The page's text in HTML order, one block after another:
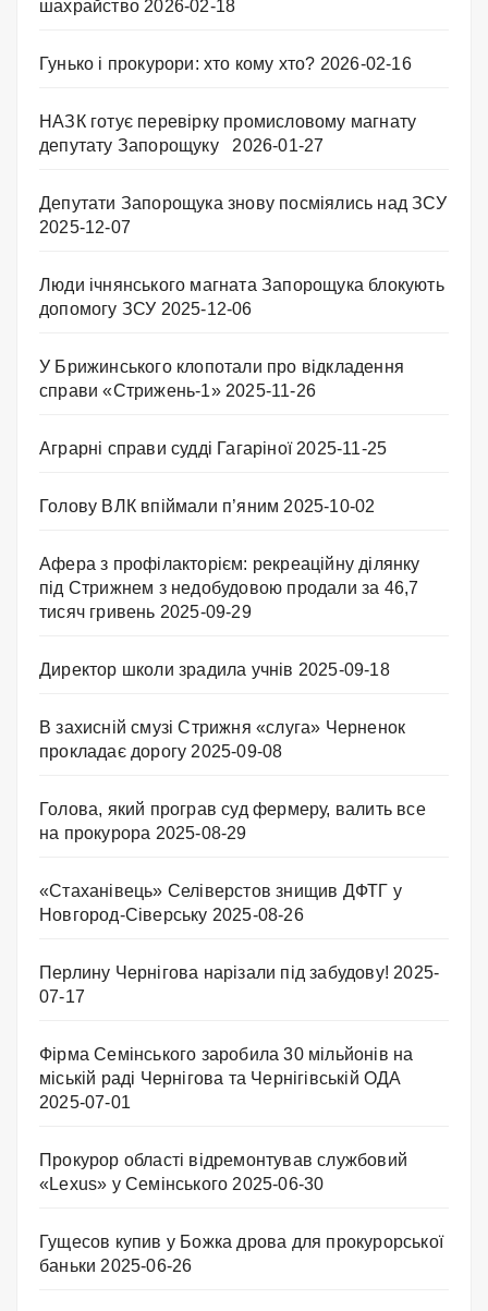
шахрайство 2026-02-18
Гунько і прокурори: хто кому хто? 2026-02-16
НАЗК готує перевірку промисловому магнату
депутату Запорощуку
2026-01-27
Депутати Запорощука знову посміялись над ЗСУ
2025-12-07
Люди ічнянського магната Запорощука блокують
допомогу ЗСУ 2025-12-06
У Брижинського клопотали про відкладення
справи «Стрижень-1» 2025-11-26
Аграрні справи судді Гагаріної 2025-11-25
Голову ВЛК впіймали п’яним 2025-10-02
Афера з профілакторієм: рекреаційну ділянку
під Стрижнем з недобудовою продали за 46,7
тисяч гривень 2025-09-29
Директор школи зрадила учнів 2025-09-18
В захисній смузі Стрижня «слуга» Черненок
прокладає дорогу 2025-09-08
Голова, який програв суд фермеру, валить все
на прокурора 2025-08-29
«Стаханівець» Селіверстов знищив ДФТГ у
Новгород-Сіверську 2025-08-26
Перлину Чернігова нарізали під забудову! 2025-
07-17
Фірма Семінського заробила 30 мільйонів на
міській раді Чернігова та Чернігівській ОДА
2025-07-01
Прокурор області відремонтував службовий
«Lexus» у Семінського 2025-06-30
Гущесов купив у Божка дрова для прокурорської
баньки 2025-06-26